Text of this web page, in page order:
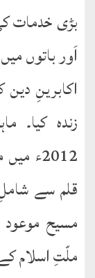
خطابات
تربیتی
نشست
ھوالشافی
کتب
حضور
اردو
کتب
بڑی خدمات
اَور باتوں
اکابرینِ
زندہ کیا۔
2012ء
قلم سے
مسیح
ملّتِ اسلام